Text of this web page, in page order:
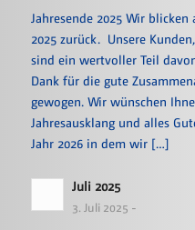
Jahresende 2025 Wir
2025 zurück. Unsere
sind ein wertvoller Teil
Dank für die gute
gewogen. Wir wünschen
Jahresausklang und alles
Jahr 2026 in dem wir […]
Juli 2025
3. Juli 2025 -